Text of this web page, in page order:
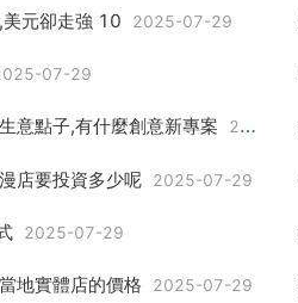
元卻走強 10 2025-07-29
07-29
意點子,有什麼創意新專案 2025-07-29
店要投資多少呢 2025-07-29
2025-07-29
地實體店的價格 2025-07-29